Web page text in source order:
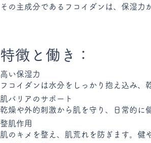
その主成分であるフコイダンは、保湿力
特徴と働き：
高い保湿力
フコイダンは水分をしっかり抱え込み、
肌バリアのサポート
乾燥や外的刺激から肌を守り、日常的に
整肌作用
肌のキメを整え、肌荒れを防ぎます。健